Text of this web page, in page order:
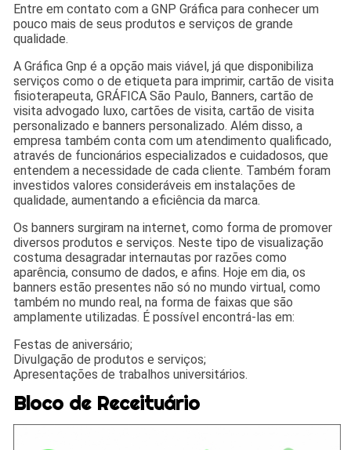
Entre em contato com a GNP Gráfica para conhecer um
pouco mais de seus produtos e serviços de grande
qualidade.
A Gráfica Gnp é a opção mais viável, já que disponibiliza
serviços como o de etiqueta para imprimir, cartão de visita
fisioterapeuta, GRÁFICA São Paulo, Banners, cartão de
visita advogado luxo, cartões de visita, cartão de visita
personalizado e banners personalizado. Além disso, a
empresa também conta com um atendimento qualificado,
através de funcionários especializados e cuidadosos, que
entendem a necessidade de cada cliente. Também foram
investidos valores consideráveis em instalações de
qualidade, aumentando a eficiência da marca.
Os banners surgiram na internet, como forma de promover
diversos produtos e serviços. Neste tipo de visualização
costuma desagradar internautas por razões como
aparência, consumo de dados, e afins. Hoje em dia, os
banners estão presentes não só no mundo virtual, como
também no mundo real, na forma de faixas que são
amplamente utilizadas. É possível encontrá-las em:
Festas de aniversário;
Divulgação de produtos e serviços;
Apresentações de trabalhos universitários.
Bloco de Receituário